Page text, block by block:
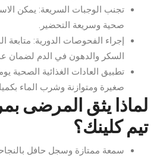
تجنب الوجبات السريعة: يمكن
صحية وسريعة التحضير.
إجراء الفحوصات الدورية:
السكر والدهون في الدم لضمان
تطبيق العادات الغذائية الصحية
صغيرة ومتوازنة وشرب الماء
لماذا يثق المرضى
تيم كلينك؟
سمعة ممتازة وسجل حافل